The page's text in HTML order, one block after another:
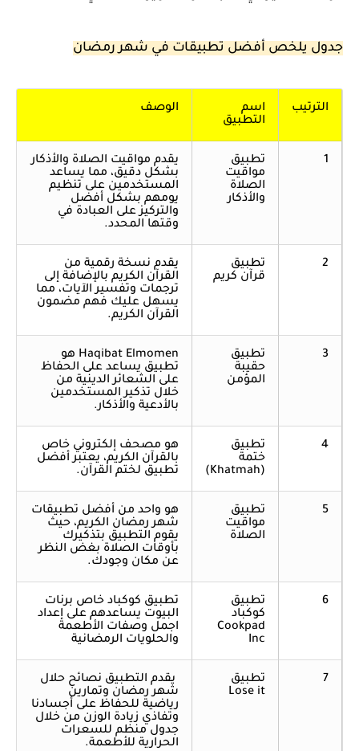
جدول يلخص أفضل تطبيقات في شهر رمضان
الترتيب
اسم
التطبيق
الوصف
1
تطبيق
مواقيت
الصلاة
والأذكار
يقدم مواقيت الصلاة والأذكار
بشكل دقيق، مما يساعد
المستخدمين على تنظيم
يومهم بشكل أفضل
والتركيز على العبادة في
وقتها المحدد.
2
تطبيق
قرآن كريم
يقدم نسخة رقمية من
القرآن الكريم بالإضافة إلى
ترجمات وتفسير الآيات، مما
يسهل عليك فهم مضمون
القرآن الكريم.
3
تطبيق
حقيبة
المؤمن
Haqibat Elmomen هو
تطبيق يساعد على الحفاظ
على الشعائر الدينية من
خلال تذكير المستخدمين
بالأدعية والأذكار.
4
تطبيق
ختمة
(Khatmah)
هو مصحف إلكتروني خاص
بالقرآن الكريم، يعتبر أفضل
تطبيق لختم القرآن.
5
تطبيق
مواقيت
الصلاة
هو واحد من أفضل تطبيقات
شهر رمضان الكريم، حيث
يقوم التطبيق بتذكيرك
بأوقات الصلاة بغض النظر
عن مكان وجودك.
6
تطبيق
كوكباد
Cookpad
Inc
تطبيق كوكباد خاص برنات
البيوت يساعدهم على إعداد
اجمل وصفات الأطعمة
والحلويات الرمضانية
7
تطبيق
Lose it
يقدم التطبيق نصائح حلال
شهر رمضان وتمارين
رياضية للحفاظ على أجسادنا
وتفاذي زيادة الوزن من خلال
جدول منظم للسعرات
الحرارية للأطعمة.